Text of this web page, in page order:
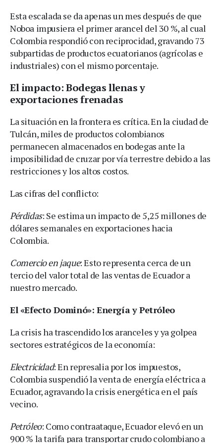
Esta escalada se da apenas un mes después de que
Noboa impusiera el primer arancel del 30 %, al cual
Colombia respondió con reciprocidad, gravando 73
subpartidas de productos ecuatorianos (agrícolas e
industriales) con el mismo porcentaje.
El impacto: Bodegas llenas y
exportaciones frenadas
La situación en la frontera es crítica. En la ciudad de
Tulcán, miles de productos colombianos
permanecen almacenados en bodegas ante la
imposibilidad de cruzar por vía terrestre debido a las
restricciones y los altos costos.
Las cifras del conflicto:
Pérdidas: Se estima un impacto de 5,25 millones de
dólares semanales en exportaciones hacia
Colombia.
Comercio en jaque: Esto representa cerca de un
tercio del valor total de las ventas de Ecuador a
nuestro mercado.
El «Efecto Dominó»: Energía y Petróleo
La crisis ha trascendido los aranceles y ya golpea
sectores estratégicos de la economía:
Electricidad: En represalia por los impuestos,
Colombia suspendió la venta de energía eléctrica a
Ecuador, agravando la crisis energética en el país
vecino.
Petróleo: Como contraataque, Ecuador elevó en un
900 % la tarifa para transportar crudo colombiano a